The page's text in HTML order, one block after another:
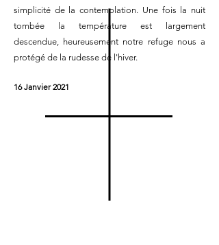
simplicité de la contemplation. Une fois la nuit
tombée la température est largement
descendue, heureusement notre refuge nous a
protégé de la rudesse de l'hiver.
16 Janvier 2021